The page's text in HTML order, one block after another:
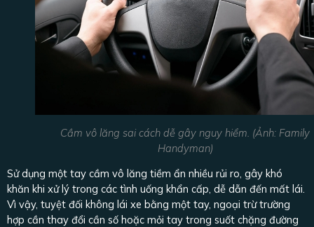
Cầm vô lăng sai cách dễ gây nguy hiểm. (Ảnh: Family
Handyman)
Sử dụng một tay cầm vô lăng tiềm ẩn nhiều rủi ro, gây khó
khăn khi xử lý trong các tình uống khẩn cấp, dễ dẫn đến mất lái.
Vì vậy, tuyệt đối không lái xe bằng một tay, ngoại trừ trường
hợp cần thay đổi cần số hoặc mỏi tay trong suốt chặng đường